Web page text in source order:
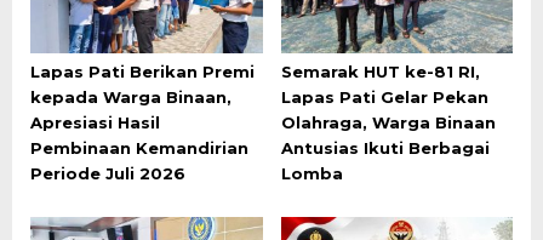
Lapas Pati Berikan Premi
kepada Warga Binaan,
Apresiasi Hasil
Pembinaan Kemandirian
Periode Juli 2026
Semarak HUT ke-81 RI,
Lapas Pati Gelar Pekan
Olahraga, Warga Binaan
Antusias Ikuti Berbagai
Lomba